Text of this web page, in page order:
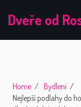
Dveře od
Home
Bydlení
Nejlepší podlahy do